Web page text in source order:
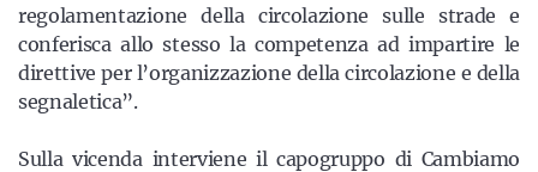
regolamentazione della circolazione sulle strade e
conferisca allo stesso la competenza ad impartire le
direttive per l’organizzazione della circolazione e della
segnaletica”.
Sulla vicenda interviene il capogruppo di Cambiamo